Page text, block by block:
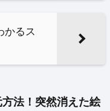
かるス
法！突然消えた絵